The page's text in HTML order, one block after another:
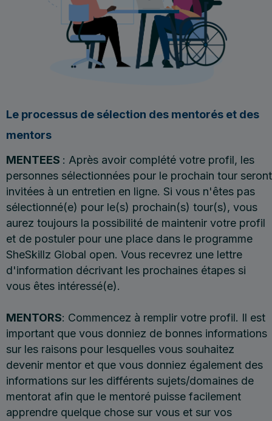
Le processus de sélection des mentorés et des
mentors
MENTEES : Après avoir complété votre profil, les
personnes sélectionnées pour le prochain tour seront
invitées à un entretien en ligne. Si vous n'êtes pas
sélectionné(e) pour le(s) prochain(s) tour(s), vous
aurez toujours la possibilité de maintenir votre profil
et de postuler pour une place dans le programme
SheSkillz Global open. Vous recevrez une lettre
d'information décrivant les prochaines étapes si
vous êtes intéressé(e).
MENTORS: Commencez à remplir votre profil. Il est
important que vous donniez de bonnes informations
sur les raisons pour lesquelles vous souhaitez
devenir mentor et que vous donniez également des
informations sur les différents sujets/domaines de
mentorat afin que le mentoré puisse facilement
apprendre quelque chose sur vous et sur vos